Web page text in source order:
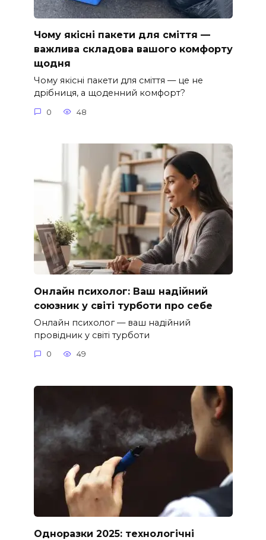
Чому якісні пакети для сміття —
важлива складова вашого комфорту
щодня
Чому якісні пакети для сміття — це не
дрібниця, а щоденний комфорт?
0 48
Онлайн психолог: Ваш надійний
союзник у світі турботи про себе
Онлайн психолог — ваш надійний
провідник у світі турботи
0 49
Одноразки 2025: технологічні